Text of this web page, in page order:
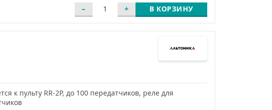
В КОРЗИНУ
к пульту RR-2P, до 100 передатчиков, реле для